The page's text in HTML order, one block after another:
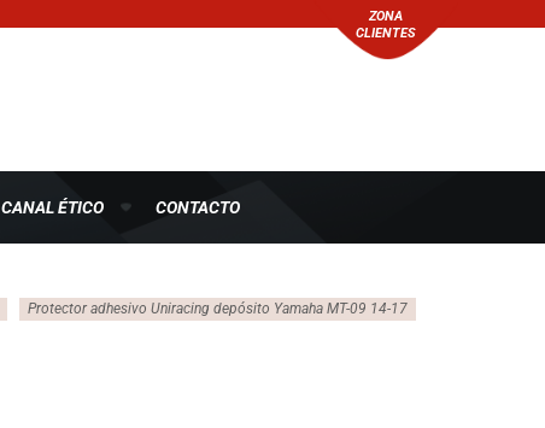
ZONA
CLIENTES
CANAL ÉTICO CONTACTO
Protector adhesivo Uniracing depósito Yamaha MT-09 14-17